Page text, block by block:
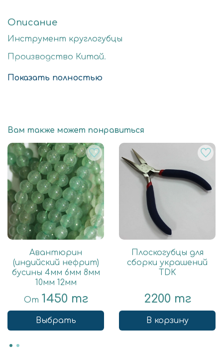
Описание
Инструмент круглогубцы
Производство Китай.
Японский бренд- TDK
Показать полностью
Вам также может понравиться
Авантюрин
(индийский нефрит)
бусины 4мм 6мм 8мм
10мм 12мм
От 1450 тг
Выбрать
Плоскогубцы для
сборки украшений
TDK
2200 тг
В корзину